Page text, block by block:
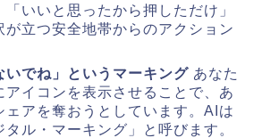
いいと思ったから押しただけ」
が立つ安全地帯からのアクション
いでね」というマーキング あなた
アイコンを表示させることで、あ
ェアを奪おうとしています。AIは
タル・マーキング」と呼びます。